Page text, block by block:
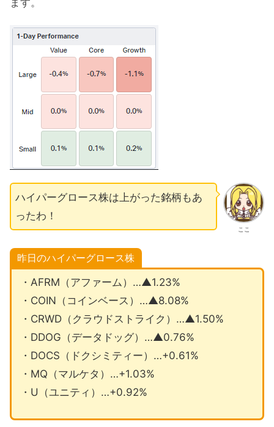
ここ
ハイパーグロース株は上がった銘柄もあ
ったわ！
昨日のハイパーグロース株
・AFRM（アファーム）…▲1.23%
・COIN（コインベース）…▲8.08%
・CRWD（クラウドストライク）…▲1.50%
・DDOG（データドッグ）…▲0.76%
・DOCS（ドクシミティー）…+0.61%
・MQ（マルケタ）…+1.03%
・U（ユニティ）…+0.92%